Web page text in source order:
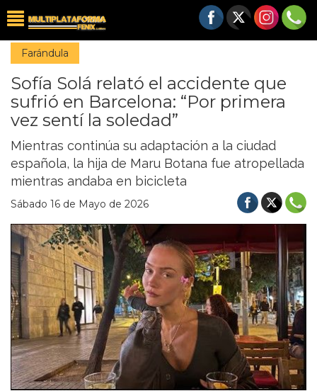
Farándula
Sofía Solá relató el accidente que
sufrió en Barcelona: “Por primera
vez sentí la soledad”
Mientras continúa su adaptación a la ciudad
española, la hija de Maru Botana fue atropellada
mientras andaba en bicicleta
Sábado 16 de Mayo de 2026